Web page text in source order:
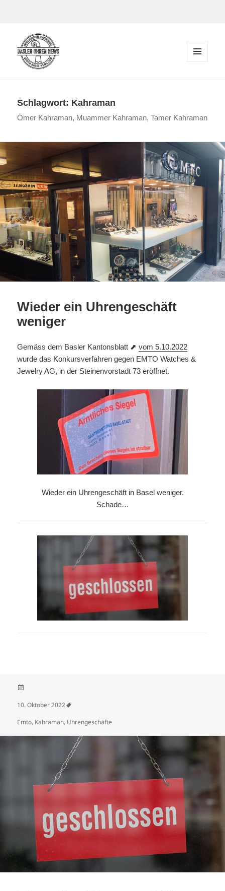
Schlagwort: Kahraman
Ömer Kahraman, Muammer Kahraman, Tamer Kahraman
Wieder ein Uhrengeschäft
weniger
Gemäss dem Basler Kantonsblatt ⬈vom 5.10.2022
wurde das Konkursverfahren gegen EMTO Watches &
Jewelry AG, in der Steinenvorstadt 73 eröffnet.
Wieder ein Uhrengeschäft in Basel weniger.
Schade…
10. Oktober 2022
Emto, Kahraman, Uhrengeschäfte